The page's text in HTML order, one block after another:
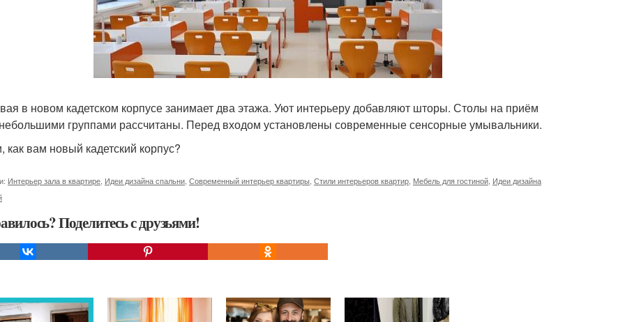
в новом кадетском корпусе занимает два этажа. Уют интерьеру добавляют шторы. Столы на приём
группами рассчитаны. Перед входом установлены современные сенсорные умывальники.
как вам новый кадетский корпус?
Интерьер зала в квартире Идеи дизайна спальни Современный интерьер квартиры Стили интерьеров квартир Мебель для гостиной Идеи дизайна
Поделитесь с друзьями!